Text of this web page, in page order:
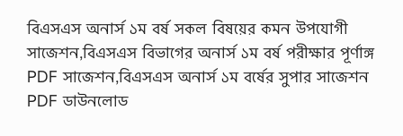
বিএসএস অনার্স ১ম বর্ষ সকল বিষয়ের কমন উপযোগী
সাজেশন,বিএসএস বিভাগের অনার্স ১ম বর্ষ পরীক্ষার পূর্ণাঙ্গ
PDF সাজেশন,বিএসএস অনার্স ১ম বর্ষের সুপার সাজেশন
PDF ডাউনলোড